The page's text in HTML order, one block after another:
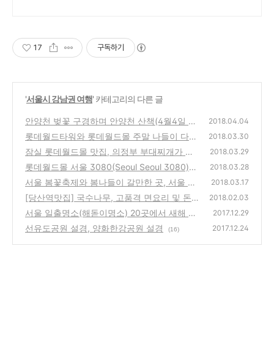
17 구독하기
'서울시 강남권 여행' 카테고리의 다른 글
안양천 벚꽃 구경하며 안양천 산책(4월4일 벚
꽃개화현황)
(30)
2018.04.04
롯데월드타워와 롯데월드몰 주말 나들이 다녀
왔어요
(34)
2018.03.30
잠실 롯데월드몰 맛집, 의정부 부대찌개가 맛
있는 오뎅식당
(36)
2018.03.29
롯데월드몰 서울 3080(Seoul Seoul 3080)으
로 시간여행
(40)
2018.03.28
서울 봄꽃축제와 봄나들이 갈만한 곳, 서울 봄
꽃길 180선
(28)
2018.03.17
[당산역맛집] 국수나무, 고품격 면요리 및 돈까
스 전문점
(26)
2018.02.03
서울 일출명소(해돋이명소) 20곳에서 새해 맞
이하기
(20)
2017.12.29
선유도공원 설경, 양화한강공원 설경 (16) 2017.12.24